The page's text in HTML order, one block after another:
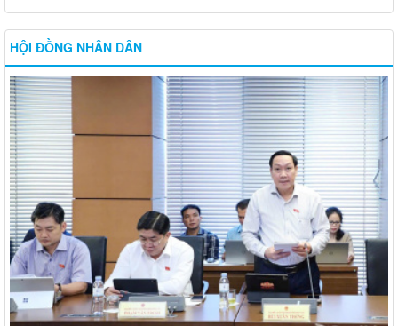
HỘI ĐỒNG NHÂN DÂN